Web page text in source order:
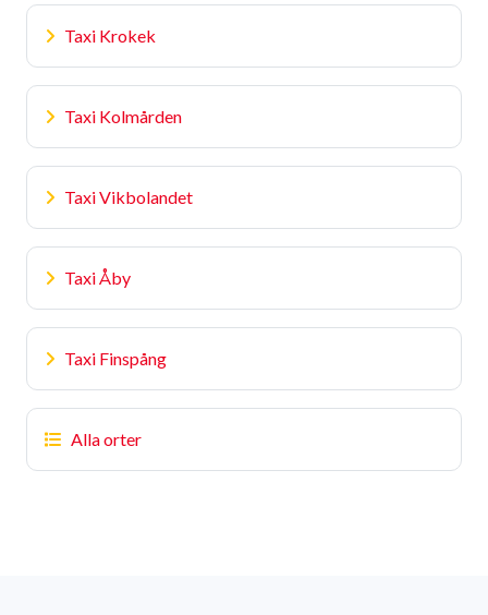
Taxi Krokek
Taxi Kolmården
Taxi Vikbolandet
Taxi Åby
Taxi Finspång
Alla orter